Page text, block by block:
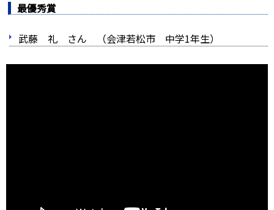
最優秀賞
武藤 礼 さん （会津若松市 中学1年生）